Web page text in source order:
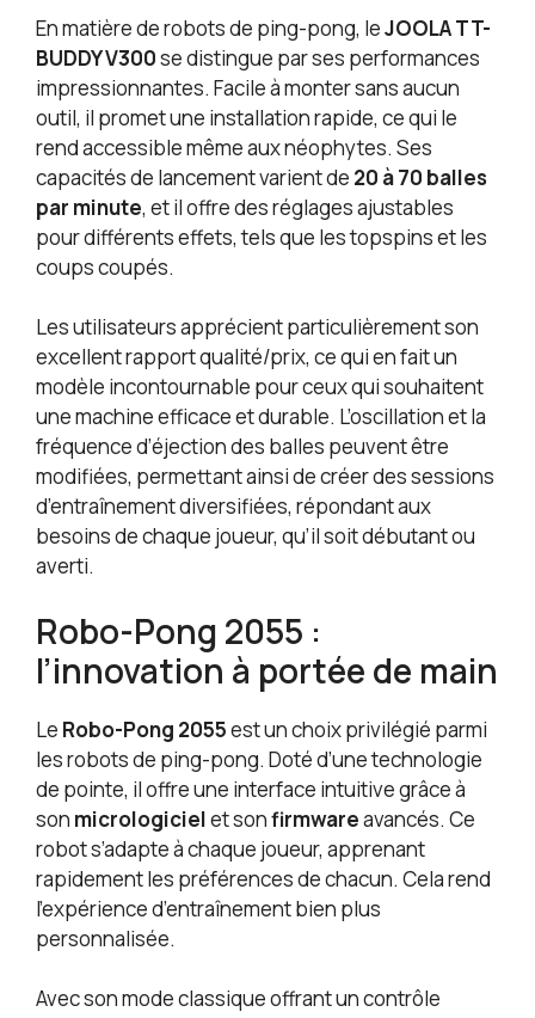
En matière de robots de ping-pong, leJOOLA TT-
BUDDY V300se distingue par ses performances
impressionnantes. Facile à monter sans aucun
outil, il promet une installation rapide, ce qui le
rend accessible même aux néophytes. Ses
capacités de lancement varient de 20 à 70 balles
par minute, et il offre des réglages ajustables
pour différents effets, tels que les topspins et les
coups coupés.
Les utilisateurs apprécient particulièrement son
excellent rapport qualité/prix, ce qui en fait un
modèle incontournable pour ceux qui souhaitent
une machine efficace et durable. L’oscillation et la
fréquence d’éjection des balles peuvent être
modifiées, permettant ainsi de créer des sessions
d’entraînement diversifiées, répondant aux
besoins de chaque joueur, qu’il soit débutant ou
averti.
Robo-Pong 2055 :
l’innovation à portée de main
Le Robo-Pong 2055est un choix privilégié parmi
les robots de ping-pong. Doté d’une technologie
de pointe, il offre une interface intuitive grâce à
son micrologicielet sonfirmwareavancés. Ce
robot s’adapte à chaque joueur, apprenant
rapidement les préférences de chacun. Cela rend
l’expérience d’entraînement bien plus
personnalisée.
Avec son mode classique offrant un contrôle